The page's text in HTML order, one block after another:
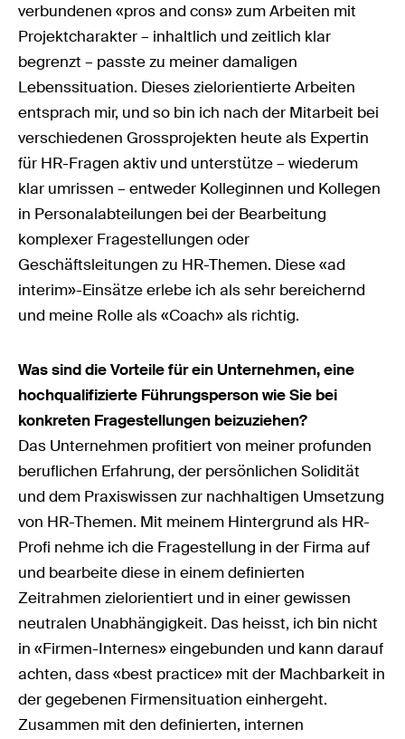
verbundenen «pros and cons» zum Arbeiten mit
Projektcharakter – inhaltlich und zeitlich klar
begrenzt – passte zu meiner damaligen
Lebenssituation. Dieses zielorientierte Arbeiten
entsprach mir, und so bin ich nach der Mitarbeit bei
verschiedenen Grossprojekten heute als Expertin
für HR-Fragen aktiv und unterstütze – wiederum
klar umrissen – entweder Kolleginnen und Kollegen
in Personalabteilungen bei der Bearbeitung
komplexer Fragestellungen oder
Geschäftsleitungen zu HR-Themen. Diese «ad
interim»-Einsätze erlebe ich als sehr bereichernd
und meine Rolle als «Coach» als richtig.
Was sind die Vorteile für ein Unternehmen, eine
hochqualifizierte Führungsperson wie Sie bei
konkreten Fragestellungen beizuziehen?
Das Unternehmen profitiert von meiner profunden
beruflichen Erfahrung, der persönlichen Solidität
und dem Praxiswissen zur nachhaltigen Umsetzung
von HR-Themen. Mit meinem Hintergrund als HR-
Profi nehme ich die Fragestellung in der Firma auf
und bearbeite diese in einem definierten
Zeitrahmen zielorientiert und in einer gewissen
neutralen Unabhängigkeit. Das heisst, ich bin nicht
in «Firmen-Internes» eingebunden und kann darauf
achten, dass «best practice» mit der Machbarkeit in
der gegebenen Firmensituation einhergeht.
Zusammen mit den definierten, internen